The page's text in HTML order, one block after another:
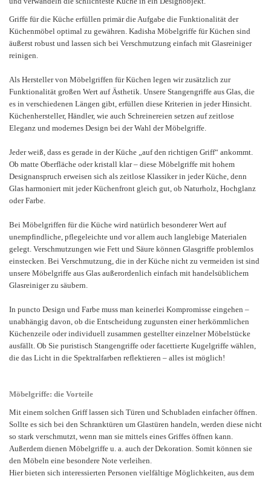
Griffe für die Küche erfüllen primär die Aufgabe die Funktionalität der
Küchenmöbel optimal zu gewähren. Kadisha Möbelgriffe für Küchen sind
äußerst robust und lassen sich bei Verschmutzung einfach mit Glasreiniger
reinigen.
Als Hersteller von Möbelgriffen für Küchen legen wir zusätzlich zur
Funktionalität großen Wert auf Ästhetik. Unsere Stangengriffe aus Glas, die
es in verschiedenen Längen gibt, erfüllen diese Kriterien in jeder Hinsicht.
Küchenhersteller, Händler, wie auch Schreinereien setzen auf zeitlose
Eleganz und modernes Design bei der Wahl der Möbelgriffe.
Jeder weiß, dass es gerade in der Küche „auf den richtigen Griff“ ankommt.
Ob matte Oberfläche oder kristall klar – diese Möbelgriffe mit hohem
Designanspruch erweisen sich als zeitlose Klassiker in jeder Küche, denn
Glas harmoniert mit jeder Küchenfront gleich gut, ob Naturholz, Hochglanz
oder Farbe.
Bei Möbelgriffen für die Küche wird natürlich besonderer Wert auf
unempfindliche, pflegeleichte und vor allem auch langlebige Materialen
gelegt. Verschmutzungen wie Fett und Säure können Glasgriffe problemlos
einstecken. Bei Verschmutzung, die in der Küche nicht zu vermeiden ist sind
unsere Möbelgriffe aus Glas außerordenlich einfach mit handelsüblichem
Glasreiniger zu säubern.
In puncto Design und Farbe muss man keinerlei Kompromisse eingehen –
unabhängig davon, ob die Entscheidung zugunsten einer herkömmlichen
Küchenzeile oder individuell zusammen gestellter einzelner Möbelstücke
ausfällt. Ob Sie puristisch Stangengriffe oder facettierte Kugelgriffe wählen,
die das Licht in die Spektralfarben reflektieren – alles ist möglich!
Möbelgriffe: die Vorteile
Mit einem solchen Griff lassen sich Türen und Schubladen einfacher öffnen.
Sollte es sich bei den Schranktüren um Glastüren handeln, werden diese nicht
so stark verschmutzt, wenn man sie mittels eines Griffes öffnen kann.
Außerdem dienen Möbelgriffe u. a. auch der Dekoration. Somit können sie
den Möbeln eine besondere Note verleihen.
Hier bieten sich interessierten Personen vielfältige Möglichkeiten, aus dem